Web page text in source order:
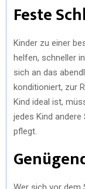
Feste
Kinder zu einer
helfen, schneller
sich an das
konditioniert, zur
Kind ideal ist,
jedes Kind
pflegt.